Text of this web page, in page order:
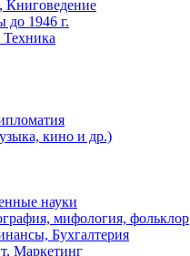
Книговедение
до 1946 г.
кино и др.)
науки
мифология, фольклор
Бухгалтерия
Маркетинг